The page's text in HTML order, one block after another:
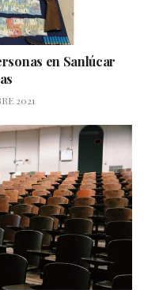
en Sanlúcar
2021